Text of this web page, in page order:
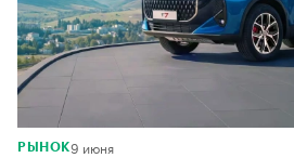
РЫНОК9 июня